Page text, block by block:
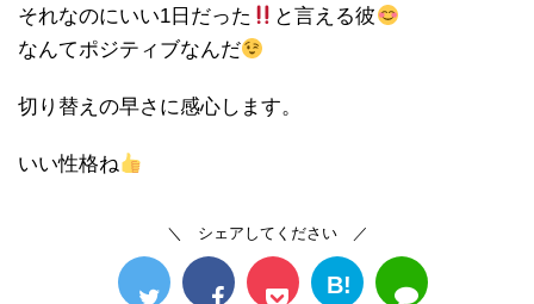
それなのにいい1日だった
と言える彼
なんてポジティブなんだ
切り替えの早さに感心します。
いい性格ね
＼ シェアしてください ／
B!